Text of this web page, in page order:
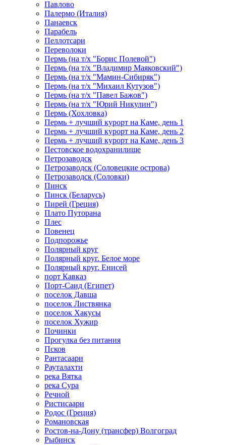
Павлово
Палермо (Италия)
Панаевск
Парабель
Пеллотсари
Переволоки
Пермь (на т/х "Борис Полевой")
Пермь (на т/х "Владимир Маяковский")
Пермь (на т/х "Мамин-Сибиряк")
Пермь (на т/х "Михаил Кутузов")
Пермь (на т/х "Павел Бажов")
Пермь (на т/х "Юрий Никулин")
Пермь (Хохловка)
Пермь + лучший курорт на Каме, день 1
Пермь + лучший курорт на Каме, день 2
Пермь + лучший курорт на Каме, день 3
Пестовское водохранилище
Петрозаводск
Петрозаводск (Соловецкие острова)
Петрозаводск (Соловки)
Пинск
Пинск (Беларусь)
Пирей (Греция)
Плато Путорана
Плес
Повенец
Подпорожье
Полярный круг
Полярный круг. Белое море
Полярный круг. Енисей
порт Кавказ
Порт-Саид (Египет)
поселок Давша
поселок Листвянка
поселок Хакусы
поселок Хужир
Починки
Прогулка без питания
Псков
Рантасаари
Рауталахти
река Вятка
река Сура
Речной
Ристисаари
Родос (Греция)
Романовская
Ростов-на-Дону (трансфер) Волгоград
Рыбинск